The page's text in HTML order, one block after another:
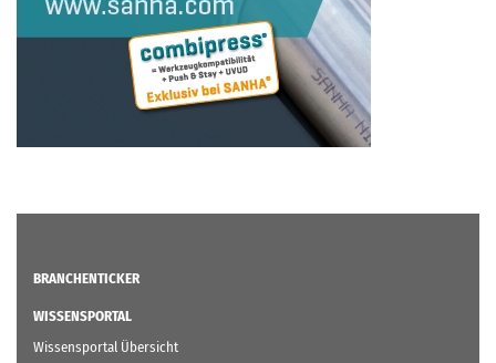
BRANCHENTICKER
WISSENSPORTAL
Wissensportal Übersicht